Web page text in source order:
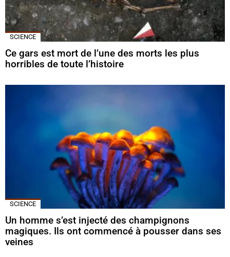
SCIENCE
Ce gars est mort de l’une des morts les plus
horribles de toute l’histoire
SCIENCE
Un homme s’est injecté des champignons
magiques. Ils ont commencé à pousser dans ses
veines